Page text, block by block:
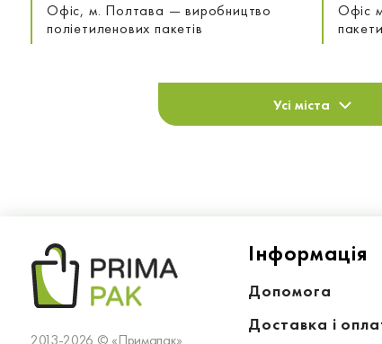
Офіс, м. Полтава — виробництво
поліетиленових пакетів
Офіс
Усі міста
2013-2026 © «Примапак»
Iнформацiя
Допомога
Доставка і